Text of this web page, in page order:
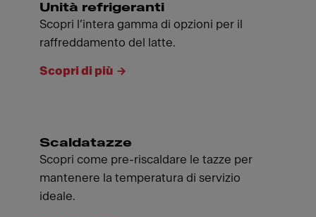
Unità refrigeranti
Scopri l’intera gamma di opzioni per il
raffreddamento del latte.
Scopri di più
Scaldatazze
Scopri come pre-riscaldare le tazze per
mantenere la temperatura di servizio
ideale.